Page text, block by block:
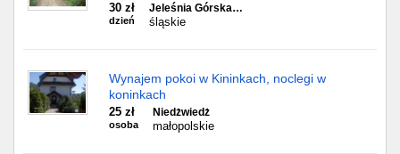
30 zł
dzień
Jeleśnia Górska…
śląskie
Wynajem pokoi w Kininkach, noclegi w
koninkach
25 zł
osoba
Niedżwiedż
małopolskie